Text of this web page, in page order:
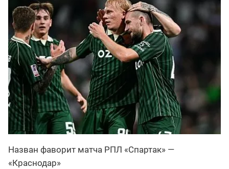
Назван фаворит матча РПЛ «Спартак» —
«Краснодар»